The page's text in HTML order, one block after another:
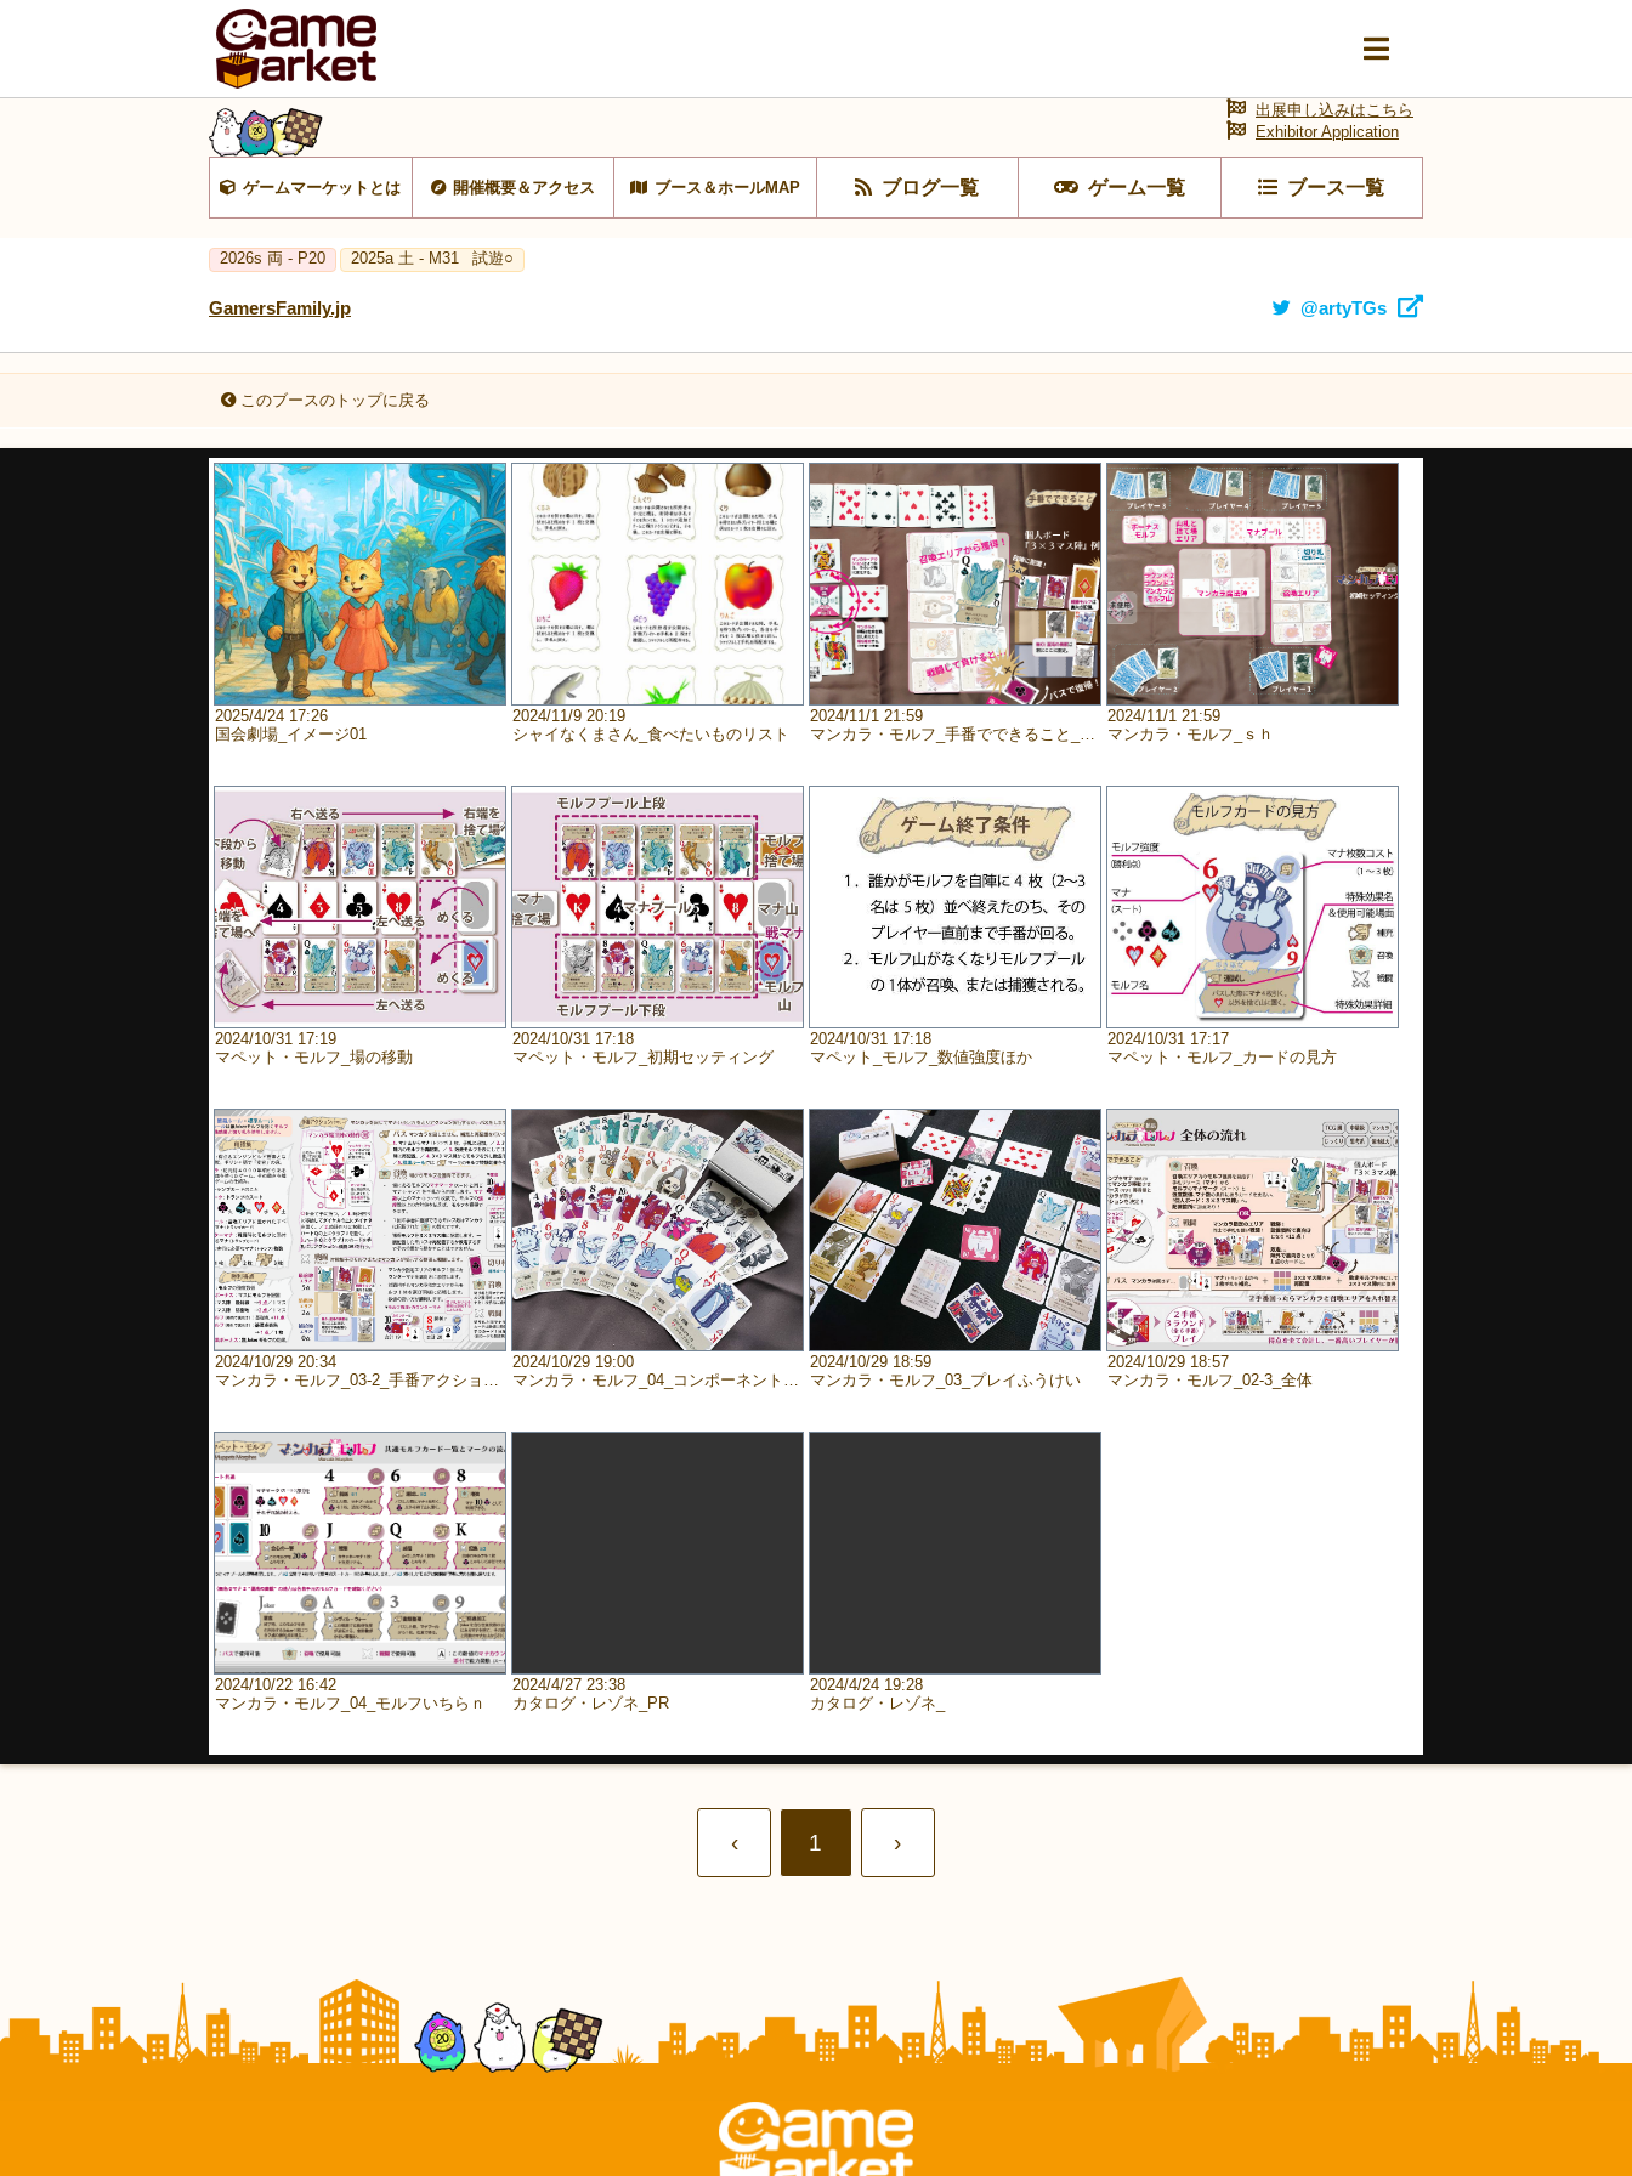
ゲームマーケットとは 開催概要＆アクセス ブース＆ホールMAP ブログ一覧 ゲーム一覧 ブース一覧
出展申し込みはこちら
Exhibitor Application
2026s 両 - P20 2025a 土 - M31 試遊○
GamersFamily.jp @artyTGs
このブースのトップに戻る
2025/4/24 17:26
国会劇場_イメージ01
2024/11/9 20:19
シャイなくまさん_食べたいものリスト
2024/11/1 21:59
マンカラ・モルフ_手番でできること_写真ばｎ
2024/11/1 21:59
マンカラ・モルフ_ｓｈ
2024/10/31 17:19
マペット・モルフ_場の移動
2024/10/31 17:18
マペット・モルフ_初期セッティング
2024/10/31 17:18
マペット_モルフ_数値強度ほか
2024/10/31 17:17
マペット・モルフ_カードの見方
2024/10/29 20:34
マンカラ・モルフ_03-2_手番アクション・用語集・得点
2024/10/29 19:00
マンカラ・モルフ_04_コンポーネント01・本体
2024/10/29 18:59
マンカラ・モルフ_03_プレイふうけい
2024/10/29 18:57
マンカラ・モルフ_02‐3_全体
2024/10/22 16:42
マンカラ・モルフ_04_モルフいちらｎ
2024/4/27 23:38
カタログ・レゾネ_PR
2024/4/24 19:28
カタログ・レゾネ_
‹ 1 ›